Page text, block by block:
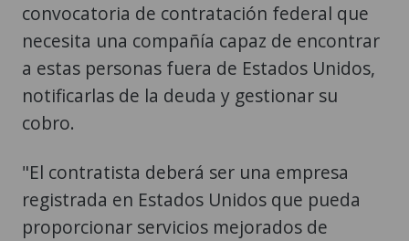
convocatoria de contratación federal que
necesita una compañía capaz de encontrar
a estas personas fuera de Estados Unidos,
notificarlas de la deuda y gestionar su
cobro.
"El contratista deberá ser una empresa
registrada en Estados Unidos que pueda
proporcionar servicios mejorados de